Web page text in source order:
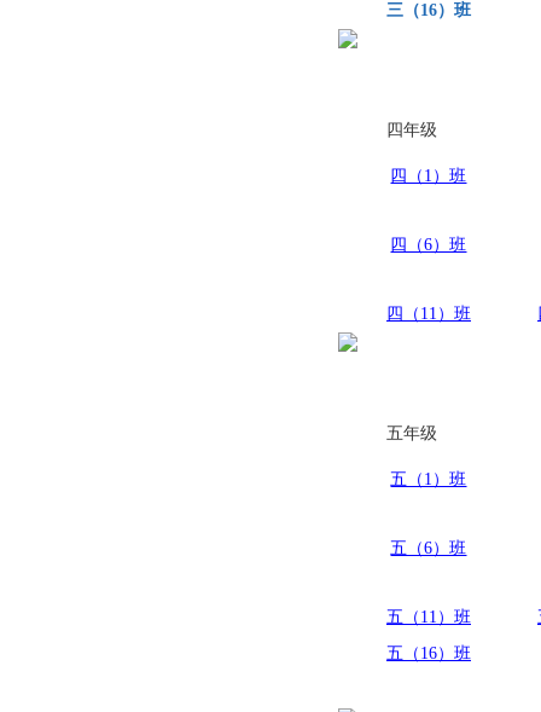
三（16）班
四年级
四（1）班
四（6）班
四（11）班
五年级
五（1）班
五（6）班
五（11）班
五（16）班